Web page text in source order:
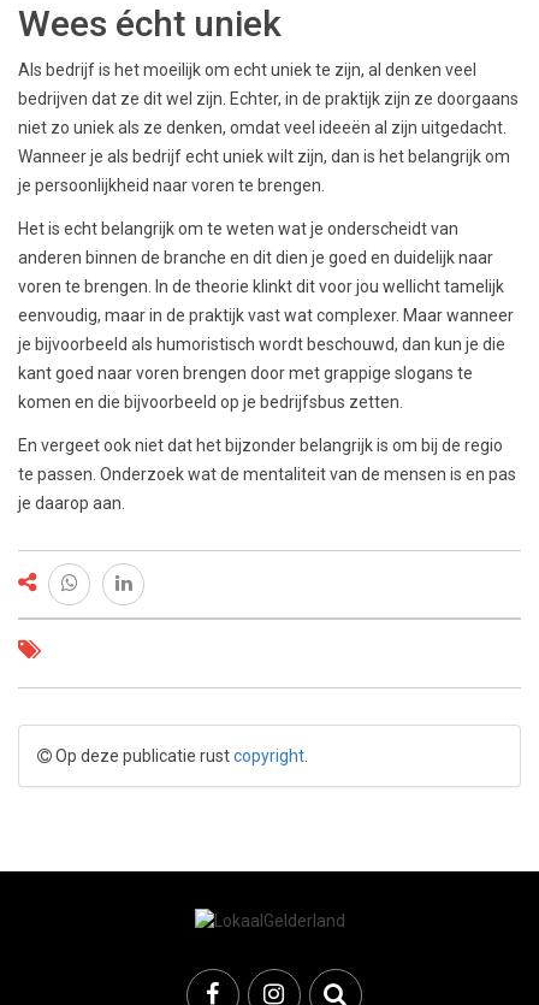
Wees écht uniek
Als bedrijf is het moeilijk om echt uniek te zijn, al denken veel
bedrijven dat ze dit wel zijn. Echter, in de praktijk zijn ze doorgaans
niet zo uniek als ze denken, omdat veel ideeën al zijn uitgedacht.
Wanneer je als bedrijf echt uniek wilt zijn, dan is het belangrijk om
je persoonlijkheid naar voren te brengen.
Het is echt belangrijk om te weten wat je onderscheidt van
anderen binnen de branche en dit dien je goed en duidelijk naar
voren te brengen. In de theorie klinkt dit voor jou wellicht tamelijk
eenvoudig, maar in de praktijk vast wat complexer. Maar wanneer
je bijvoorbeeld als humoristisch wordt beschouwd, dan kun je die
kant goed naar voren brengen door met grappige slogans te
komen en die bijvoorbeeld op je bedrijfsbus zetten.
En vergeet ook niet dat het bijzonder belangrijk is om bij de regio
te passen. Onderzoek wat de mentaliteit van de mensen is en pas
je daarop aan.
Op deze publicatie rustcopyright